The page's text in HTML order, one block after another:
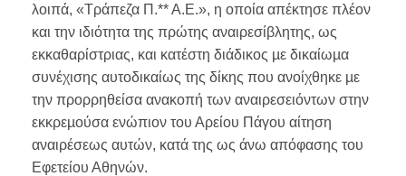
λοιπά, «Τράπεζα Π.** Α.Ε.», η οποία απέκτησε πλέον
και την ιδιότητα της πρώτης αναιρεσίβλητης, ως
εκκαθαρίστριας, και κατέστη διάδικος µε δικαίωµα
συνέχισης αυτοδικαίως της δίκης που ανοίχθηκε µε
την προρρηθείσα ανακοπή των αναιρεσειόντων στην
εκκρεµούσα ενώπιον του Αρείου Πάγου αίτηση
αναιρέσεως αυτών, κατά της ως άνω απόφασης του
Εφετείου Αθηνών.